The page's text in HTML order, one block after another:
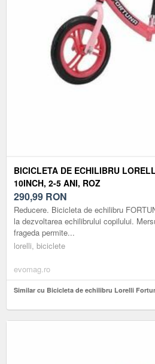
BICICLETA DE ECHILIBRU
10INCH, 2-5 ANI, ROZ
290,99 RON
Reducere. Bicicleta de echilibru
la dezvoltarea echilibrului copilului.
frageda permite...
lorelli, biciclete
evomag.ro
Similar cu Bicicleta de echilibru Lorelli